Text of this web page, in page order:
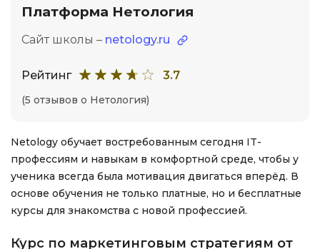
Платформа Нетология
Сайт школы – netology.ru
Рейтинг 3.7
(5 отзывов о Нетология)
Netology обучает востребованным сегодня IT-
профессиям и навыкам в комфортной среде, чтобы у
ученика всегда была мотивация двигаться вперёд. В
основе обучения не только платные, но и бесплатные
курсы для знакомства с новой профессией.
Курс по маркетинговым стратегиям от